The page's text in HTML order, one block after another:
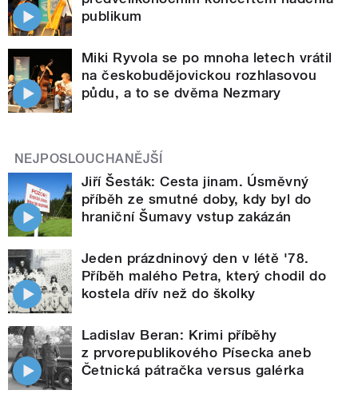
publikum
Miki Ryvola se po mnoha letech vrátil
na českobudějovickou rozhlasovou
půdu, a to se dvěma Nezmary
NEJPOSLOUCHANĚJŠÍ
Jiří Šesták: Cesta jinam. Úsměvný
příběh ze smutné doby, kdy byl do
hraniční Šumavy vstup zakázán
Jeden prázdninový den v létě '78.
Příběh malého Petra, který chodil do
kostela dřív než do školky
Ladislav Beran: Krimi příběhy
z prvorepublikového Písecka aneb
Četnická pátračka versus galérka